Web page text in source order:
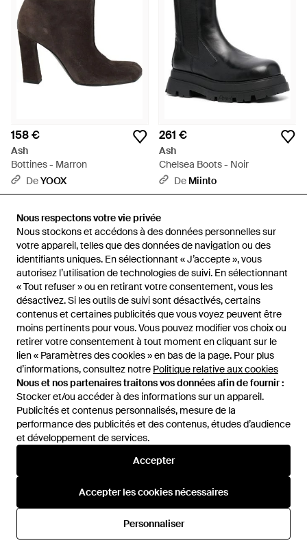
Nous respectons votre vie privée
Nous stockons et accédons à des données personnelles sur
votre appareil, telles que des données de navigation ou des
identifiants uniques. En sélectionnant « J’accepte », vous
autorisez l’utilisation de technologies de suivi. En sélectionnant
« Tout refuser » ou en retirant votre consentement, vous les
désactivez. Si les outils de suivi sont désactivés, certains
contenus et certaines publicités que vous voyez peuvent être
moins pertinents pour vous. Vous pouvez modifier vos choix ou
retirer votre consentement à tout moment en cliquant sur le
lien « Paramètres des cookies » en bas de la page. Pour plus
d’informations, consultez notre Politique relative aux cookies
Nous et nos partenaires traitons vos données afin de fournir :
Stocker et/ou accéder à des informations sur un appareil.
Publicités et contenus personnalisés, mesure de la
performance des publicités et des contenus, études d’audience
et développement de services.
Accepter
Accepter les cookies nécessaires
Personnaliser
Nous respectons votre vie privée
Nous stockons et accédons à des données personnelles sur
votre appareil, telles que des données de navigation ou des
identifiants uniques. En sélectionnant « J’accepte », vous
autorisez l’utilisation de technologies de suivi. En sélectionnant
« Tout refuser » ou en retirant votre consentement, vous les
désactivez. Si les outils de suivi sont désactivés, certains
contenus et certaines publicités que vous voyez peuvent être
moins pertinents pour vous. Vous pouvez modifier vos choix ou
retirer votre consentement à tout moment en cliquant sur le
lien « Paramètres des cookies » en bas de la page. Pour plus
d’informations, consultez notre Politique relative aux cookies
Nous et nos partenaires traitons vos données afin de fournir :
Stocker et/ou accéder à des informations sur un appareil.
Publicités et contenus personnalisés, mesure de la
performance des publicités et des contenus, études d’audience
et développement de services.
Accepter
Accepter les cookies nécessaires
Personnaliser
158 €
Ash
Bottines - Marron
DeYOOX
261 €
Ash
Chelsea Boots - Noir
De Miinto
197,60 €
Ash
Chaussures Lady Sandals Noir
- Noir
DeDrestige
257,60 €
Ash
Chaussures Eros Booties
Femme Noir - Noir
DeDrestige